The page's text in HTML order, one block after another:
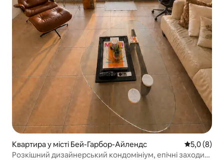
Квартира у місті Бей-Гарбор-Айлендс Середня
5,0 (8)
Розкішний дизайнерський кондомініум, епічні заходи